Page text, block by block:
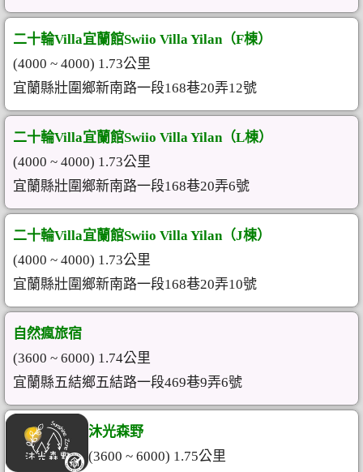
二十輪Villa宜蘭館Swiio Villa Yilan（F棟）
(4000 ~ 4000) 1.73公里
宜蘭縣壯圍鄉新南路一段168巷20弄12號
二十輪Villa宜蘭館Swiio Villa Yilan（L棟）
(4000 ~ 4000) 1.73公里
宜蘭縣壯圍鄉新南路一段168巷20弄6號
二十輪Villa宜蘭館Swiio Villa Yilan（J棟）
(4000 ~ 4000) 1.73公里
宜蘭縣壯圍鄉新南路一段168巷20弄10號
自然瘋旅宿
(3600 ~ 6000) 1.74公里
宜蘭縣五結鄉五結路一段469巷9弄6號
沐光森野
(3600 ~ 6000) 1.75公里